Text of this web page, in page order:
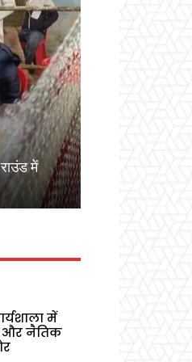
में
में
और नैतिक